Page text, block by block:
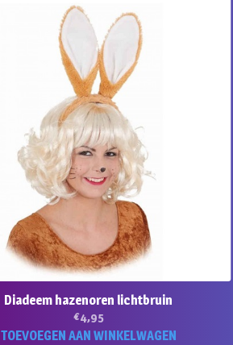
Diadeem hazenoren lichtbruin
€4,95
TOEVOEGEN AAN WINKELWAGEN